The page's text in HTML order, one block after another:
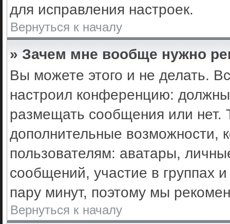
для исправления настроек.
Вернуться к началу
» Зачем мне вообще нужно
Вы можете этого и не делать.
настроил конференцию:
размещать сообщения или нет.
дополнительные возможности,
пользователям: аватары,
сообщений, участие в группах
пару минут, поэтому мы
Вернуться к началу